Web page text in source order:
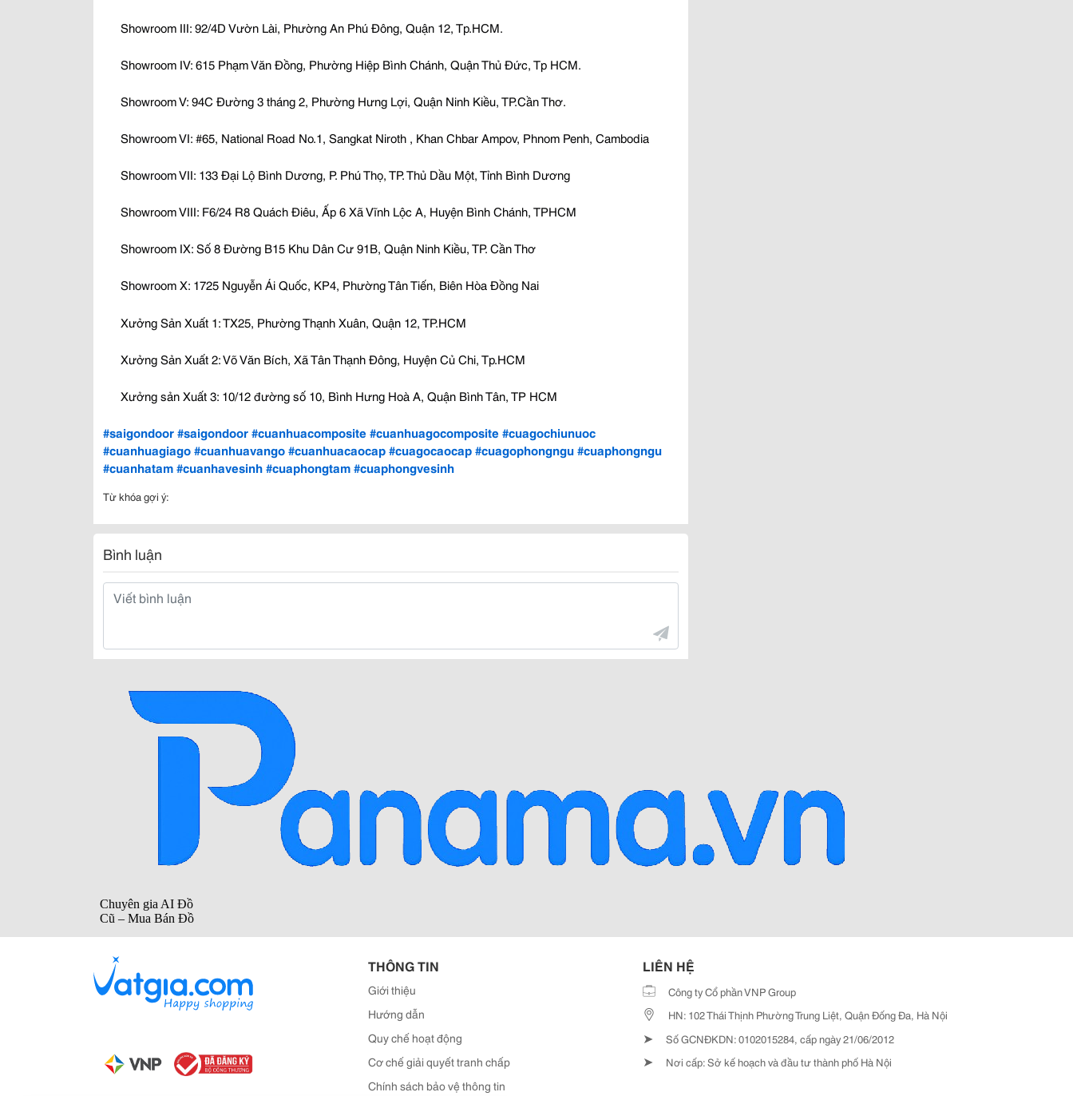
Showroom III: 92/4D Vườn Lài, Phường An Phú Đông, Quận 12, Tp.HCM.
Showroom IV: 615 Phạm Văn Đồng, Phường Hiệp Bình Chánh, Quận Thủ Đức, Tp HCM.
Showroom V: 94C Đường 3 tháng 2, Phường Hưng Lợi, Quận Ninh Kiều, TP.Cần Thơ.
Showroom VI: #65, National Road No.1, Sangkat Niroth , Khan Chbar Ampov, Phnom Penh, Cambodia
Showroom VII: 133 Đại Lộ Bình Dương, P. Phú Thọ, TP. Thủ Dầu Một, Tỉnh Bình Dương
Showroom VIII: F6/24 R8 Quách Điêu, Ấp 6 Xã Vĩnh Lộc A, Huyện Bình Chánh, TPHCM
Showroom IX: Số 8 Đường B15 Khu Dân Cư 91B, Quận Ninh Kiều, TP. Cần Thơ
Showroom X: 1725 Nguyễn Ái Quốc, KP4, Phường Tân Tiến, Biên Hòa Đồng Nai
Xưởng Sản Xuất 1: TX25, Phường Thạnh Xuân, Quận 12, TP.HCM
Xưởng Sản Xuất 2: Võ Văn Bích, Xã Tân Thạnh Đông, Huyện Củ Chi, Tp.HCM
Xưởng sản Xuất 3: 10/12 đường số 10, Bình Hưng Hoà A, Quận Bình Tân, TP HCM
#saigondoor#saigondoor#cuanhuacomposite #cuanhuagocomposite #cuagochiunuoc
#cuanhuagiago#cuanhuavango#cuanhuacaocap#cuagocaocap#cuagophongngu#cuaphongngu
#cuanhatam#cuanhavesinh#cuaphongtam#cuaphongvesinh
Từ khóa gợi ý:
Bình luận
THÔNG TIN
Giới thiệu
Hướng dẫn
Quy chế hoạt động
Cơ chế giải quyết tranh chấp
Chính sách bảo vệ thông tin
LIÊN HỆ
Công ty Cổ phần VNP Group
HN: 102 Thái Thịnh Phường Trung Liệt, Quận Đống Đa, Hà Nội
➤ Số GCNĐKDN: 0102015284, cấp ngày 21/06/2012
➤ Nơi cấp: Sở kế hoạch và đầu tư thành phố Hà Nội